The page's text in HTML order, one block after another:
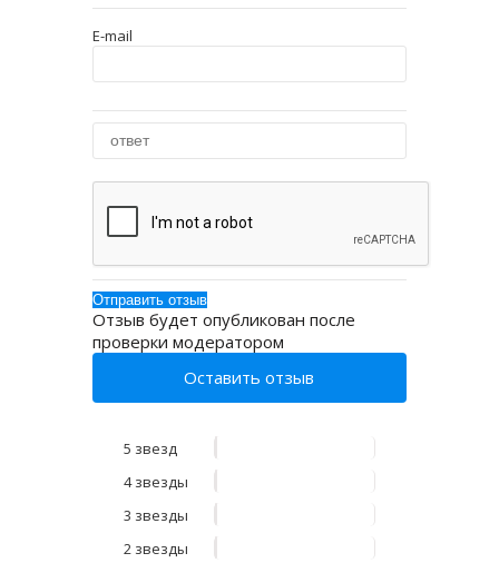
E-mail
Отзыв будет опубликован после
проверки модератором
Оставить отзыв
5 звезд
4 звезды
3 звезды
2 звезды